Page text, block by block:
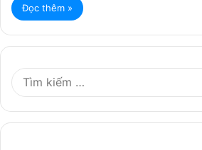
Đọc thêm »